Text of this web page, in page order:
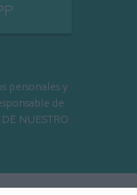
personales y
de
NUESTRO